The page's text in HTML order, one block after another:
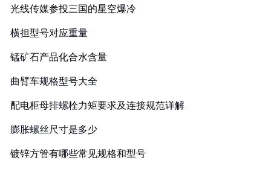
光线传媒参投三国的星空爆冷
横担型号对应重量
锰矿石产品化合水含量
曲臂车规格型号大全
配电柜母排螺栓力矩要求及连接规范详解
膨胀螺丝尺寸是多少
镀锌方管有哪些常见规格和型号